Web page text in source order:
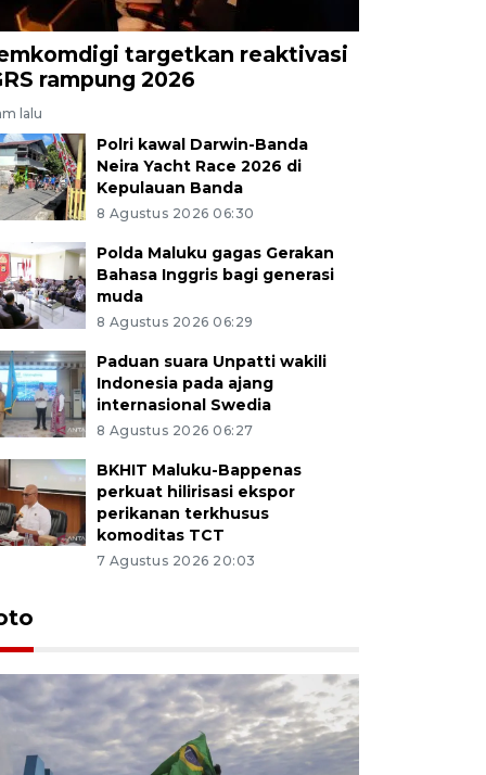
targetkan reaktivasi
rampung 2026
lalu
Polri kawal Darwin-Banda
Neira Yacht Race 2026 di
Kepulauan Banda
8 Agustus 2026 06:30
Polda Maluku gagas Gerakan
Bahasa Inggris bagi generasi
muda
8 Agustus 2026 06:29
Paduan suara Unpatti wakili
Indonesia pada ajang
internasional Swedia
8 Agustus 2026 06:27
BKHIT Maluku-Bappenas
perkuat hilirisasi ekspor
perikanan terkhusus
komoditas TCT
7 Agustus 2026 20:03